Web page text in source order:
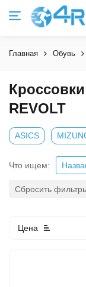
Главная Обувь
REVOLT
ASICS
Что ищем:
Сбросить
Цена